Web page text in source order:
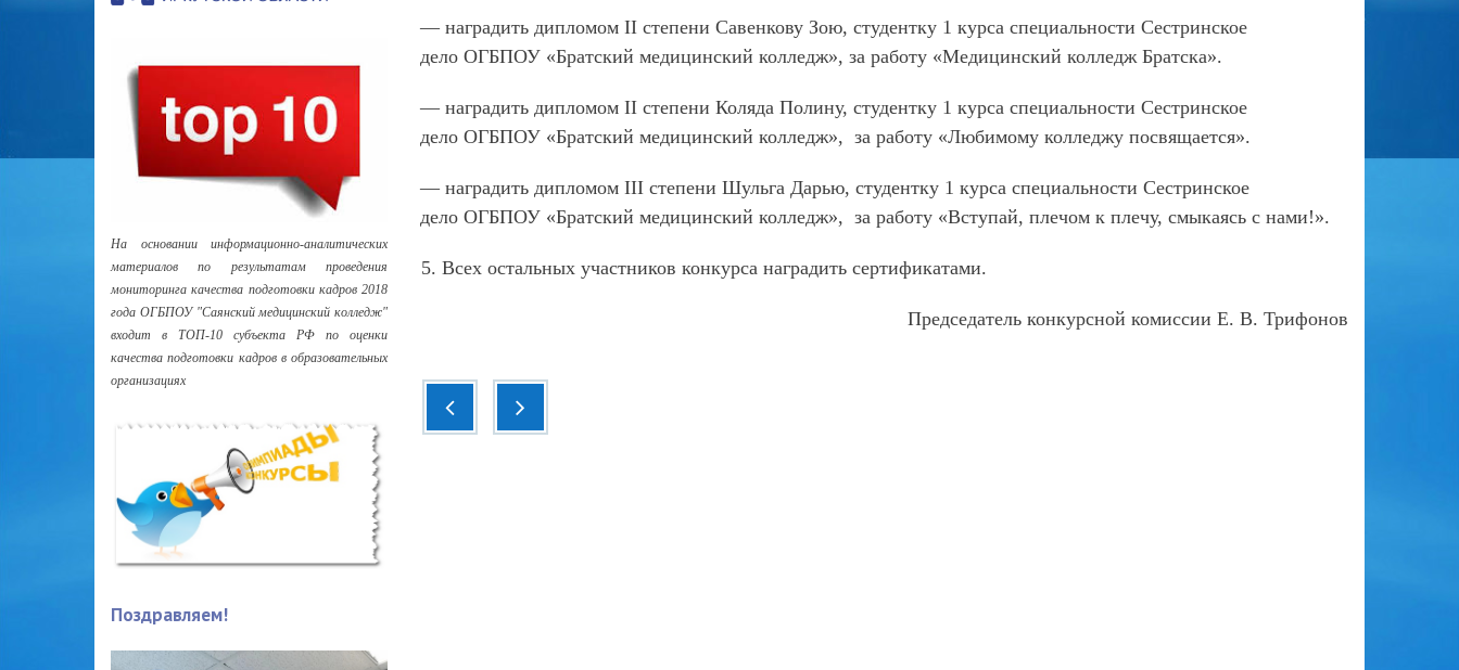
— наградить дипломом II степени Савенкову Зою, студентку 1 курса специальности Сестринское
дело ОГБПОУ «Братский медицинский колледж», за работу «Медицинский колледж Братска».
— наградить дипломом II степени Коляда Полину, студентку 1 курса специальности Сестринское
дело ОГБПОУ «Братский медицинский колледж», за работу «Любимому колледжу посвящается».
— наградить дипломом III степени Шульга Дарью, студентку 1 курса специальности Сестринское
дело ОГБПОУ «Братский медицинский колледж», за работу «Вступай, плечом к плечу, смыкаясь с нами!».
Всех остальных участников конкурса наградить сертификатами.
Председатель конкурсной комиссии Е. В. Трифонов
На основании информационно-аналитических
материалов по результатам проведения
мониторинга качества подготовки кадров 2018
года ОГБПОУ "Саянский медицинский колледж"
входит в ТОП-10 субъекта РФ по оценки
качества подготовки кадров в образовательных
организациях
Поздравляем!